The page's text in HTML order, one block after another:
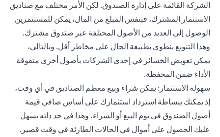
الشركة القائمة على إدارة الصندوق. لكن الأمر مختلف مع صناديق
الاستثمار المشترك، فبنفس المبلغ من المال، يمكن للمستثمرين
الوصول إلى العديد من الأصول المختلفة عبر صندوق مشترك.
وهذا التنويع ينطوي بطبيعة الحال على مخاطر أقل. وبالتالي،
يمكن تعويض الخسائر في إحدى الشركات بأصول أخرى متفوقة
الأداء ضمن المحفظة.
سهولة الاستثمار: يمكن شراء وبيع معظم الصناديق في أي وقت،
إذ يمكنك ببساطة استرداد استثمارك على أساس صافي قيمة
أصول الصندوق في يوم البيع أو الشراء، وهذا في حد ذاته يسهل
عليك الحصول على أموال في الحالات الطارئة في وقت قصير.